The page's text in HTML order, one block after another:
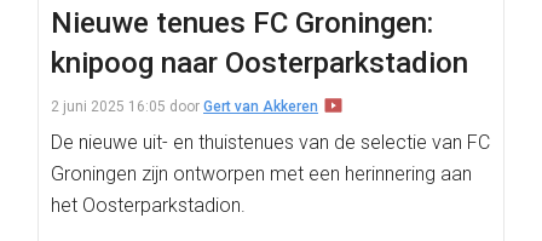
Nieuwe tenues FC Groningen:
knipoog naar Oosterparkstadion
2 juni 2025 16:05 door Gert van Akkeren
De nieuwe uit- en thuistenues van de selectie van FC
Groningen zijn ontworpen met een herinnering aan
het Oosterparkstadion.